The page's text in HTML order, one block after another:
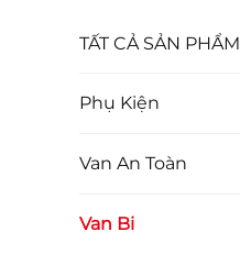
TẤT CẢ SẢN PHẨM
Phụ Kiện
Van An Toàn
Van Bi